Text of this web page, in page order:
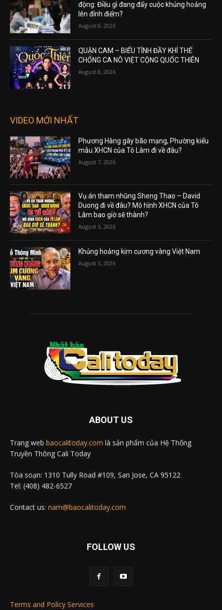
động: Điều gì đang đẩy cuộc khủng hoảng
lên đỉnh điểm?
August 8, 2026
QUẬN CAM – BIỂU TÌNH ĐẦY KHÍ THẾ
CHỐNG CA NÔ VIỆT CỘNG QUỐC THIÊN
August 8, 2026
VIDEO MỚI NHẤT
Phương Hằng gây bão mạng, Phường kiểu
mẫu XHCN của Tô Lâm đi về đâu?
August 7, 2026
Vụ án tham nhũng Sheng Thao – David
Duong đi về đâu? Mô hình XHCN của Tô
Lâm bao giờ sẽ thành?
August 5, 2026
Khủng hoảng kim cương vàng Việt Nam
August 5, 2026
ABOUT US
Trang web baocalitoday.com là sản phẩm của Hệ Thống
Truyền Thông Cali Today
Tòa soạn: 1310 Tully Road #109, San Jose, CA 95122
Tel: (408) 482-6527
Contact us: nam@baocalitoday.com
FOLLOW US
Terms and Policy Services